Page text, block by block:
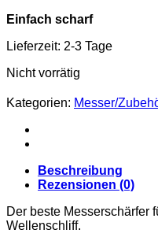
Einfach scharf
Lieferzeit: 2-3 Tage
Nicht vorrätig
Kategorien: Messer/
Beschreibung
Rezensionen (0)
Der beste Messerschärfer
Wellenschliff.